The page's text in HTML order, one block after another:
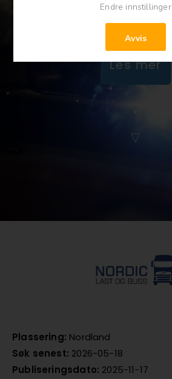
Endre innstillinger
Avvis
Les mer
▽
Plassering: Nordland
Søk senest: 2026-05-18
Publiseringsdato: 2025-11-17